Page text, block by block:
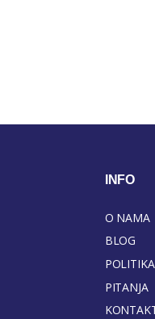
INFO
O NAMA
BLOG
PITANJA